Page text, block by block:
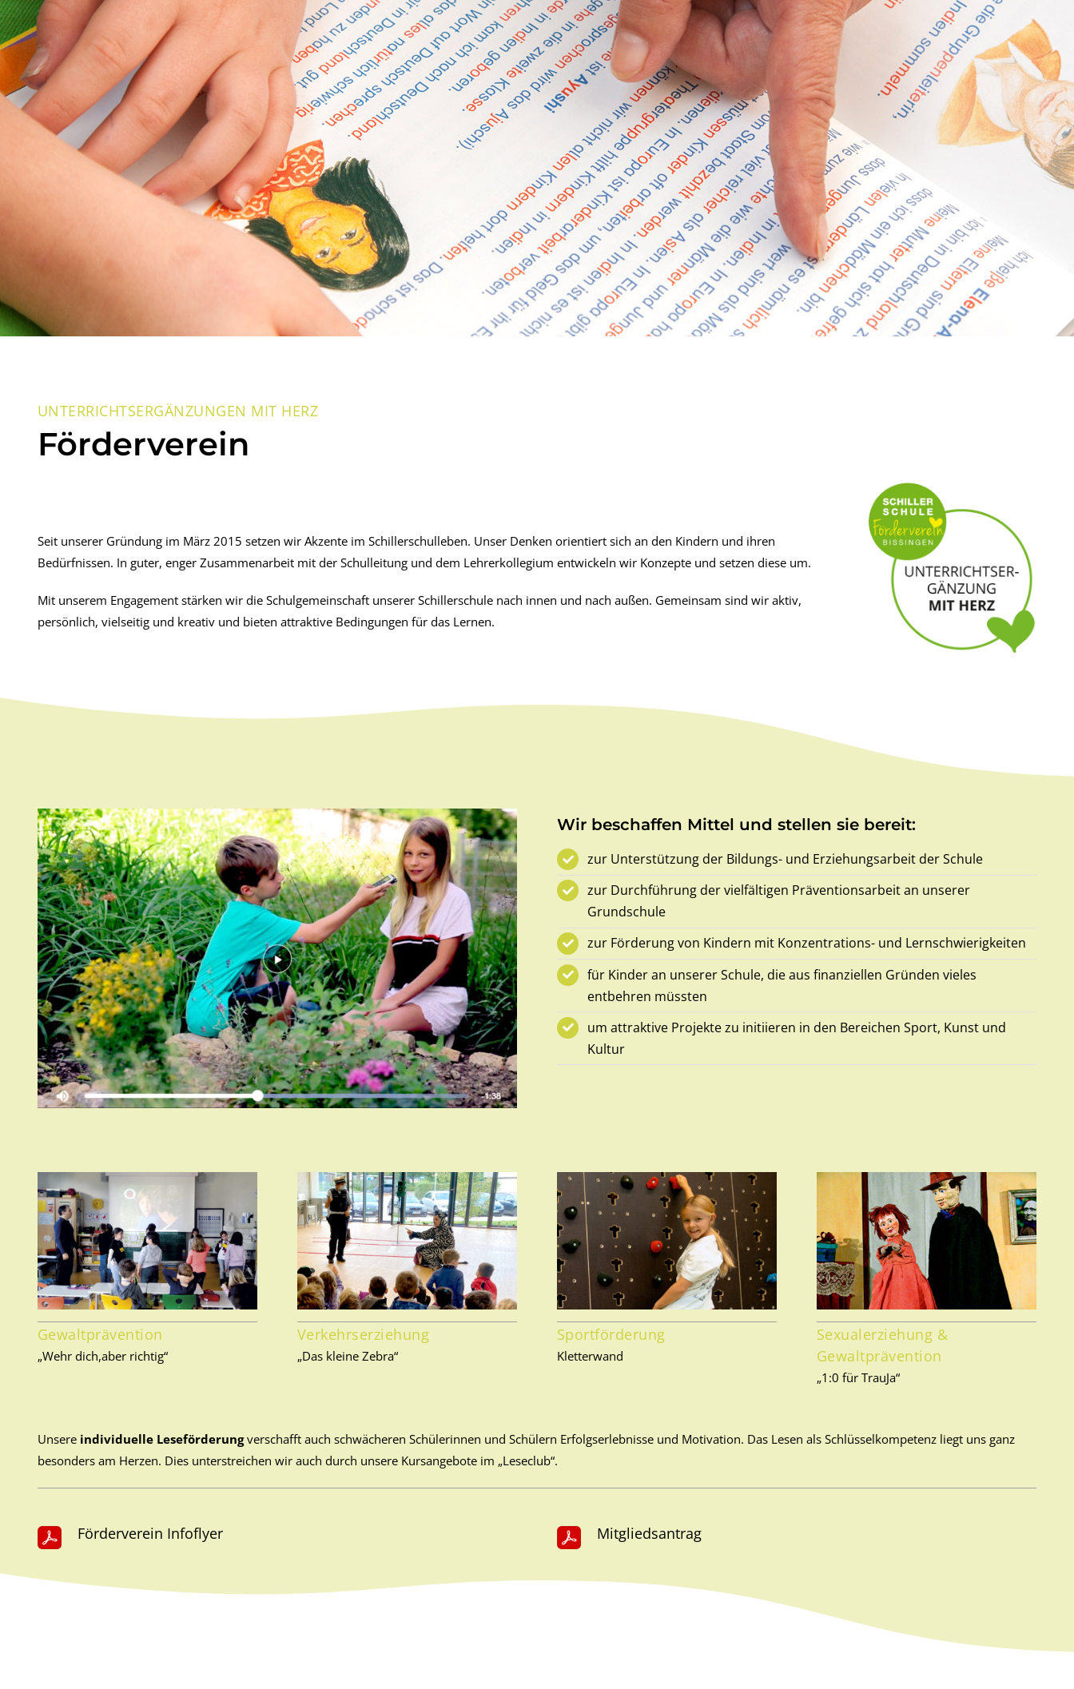
UNTERRICHTSERGÄNZUNGEN MIT HERZ
Förderverein
Seit unserer Gründung im März 2015 setzen wir Akzente im Schillerschulleben. Unser Denken orientiert sich an den Kindern und ihren
Bedürfnissen. In guter, enger Zusammenarbeit mit der Schulleitung und dem Lehrerkollegium entwickeln wir Konzepte und setzen diese um.
Mit unserem Engagement stärken wir die Schulgemeinschaft unserer Schillerschule nach innen und nach außen. Gemeinsam sind wir aktiv,
persönlich, vielseitig und kreativ und bieten attraktive Bedingungen für das Lernen.
Wir beschaffen Mittel und stellen sie bereit:
zur Unterstützung der Bildungs- und Erziehungsarbeit der Schule
zur Durchführung der vielfältigen Präventionsarbeit an unserer
Grundschule
zur Förderung von Kindern mit Konzentrations- und Lernschwierigkeiten
für Kinder an unserer Schule, die aus finanziellen Gründen vieles
entbehren müssten
um attraktive Projekte zu initiieren in den Bereichen Sport, Kunst und
Kultur
Gewaltprävention
„Wehr dich,aber richtig“
Verkehrserziehung
„Das kleine Zebra“
Sportförderung
Kletterwand
Sexualerziehung &
Gewaltprävention
„1:0 für TrauJa“
Unsereindividuelle Leseförderungverschafft auch schwächeren Schülerinnen und Schülern Erfolgserlebnisse und Motivation. Das Lesen als Schlüsselkompetenz liegt uns ganz
besonders am Herzen. Dies unterstreichen wir auch durch unsere Kursangebote im „Leseclub“.
Förderverein Infoflyer Mitgliedsantrag